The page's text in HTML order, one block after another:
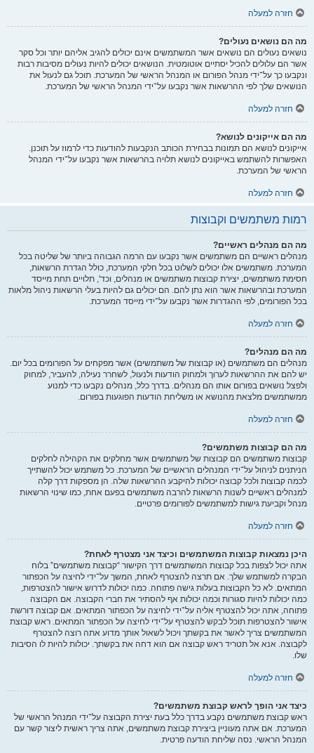
חזרה למעלה
מה הם נושאים נעולים?
נושאים נעולים הם נושאים אשר המשתמשים אינם יכולים להגיב אליהם יותר וכל סקר
אשר הם עלולים להכיל יסתיים אוטומטית. הנושאים יכולים להיות נעולים מסיבות רבות
ונקבעו כך על־ידי מנהל הפורום או המנהל הראשי של המערכת. תוכל גם לנעול את
הנושאים שלך לפי ההרשאות אשר נקבעו על־ידי המנהל הראשי של המערכת.
חזרה למעלה
מה הם אייקונים לנושא?
אייקונים לנושא הם תמונות בבחירת הכותב הנקבעות להודעות כדי לרמוז על תוכנן.
האפשרות להשתמש באייקונים לנושא תלויה בהרשאות אשר נקבעו על־ידי המנהל
הראשי של המערכת.
חזרה למעלה
רמות משתמשים וקבוצות
מה הם מנהלים ראשיים?
מנהלים ראשיים הם משתמשים אשר נקבעו עם הרמה הגבוהה ביותר של שליטה בכל
המערכת. משתמשים אלו יכולים לשלוט בכל חלקי המערכת, כולל הגדרת הרשאות,
חסימת משתמשים, יצירת קבוצות משתמשים או מנהלים, וכד', תלויים תחת מייסד
המערכת ובהרשאות אשר הוא נתן להם. הם יכולים גם להיות בעלי הרשאות ניהול מלאות
בכל הפורומים, לפי ההגדרות אשר נקבעו על־ידי מייסד המערכת.
חזרה למעלה
מה הם מנהלים?
מנהלים הם משתמשים (או קבוצות של משתמשים) אשר מפקחים על הפורומים בכל יום.
יש להם את ההרשאות לערוך ולמחוק הודעות ולנעול, לשחרר נעילה, להעביר, למחוק
ולפצל נושאים בפורום אותו הם מנהלים. בדרך כלל, מנהלים נקבעו כדי למנוע
ממשתמשים מלצאת מהנושא או משליחת הודעות הפוגעות בפורום.
חזרה למעלה
מה הם קבוצות משתמשים?
קבוצות משתמשים הם קבוצות של משתמשים אשר מחלקים את הקהילה לחלקים
הניתנים לניהול על־ידי המנהלים הראשיים של המערכת. כל משתמש יכול להשתייך
לכמה קבוצות ולכל קבוצה יכולות להיקבע ההרשאות שלה. הן מספקות דרך קלה
למנהלים ראשיים לשנות הרשאות להרבה משתמשים בפעם אחת, כמו שינוי הרשאות
מנהל וקביעת גישות למשתמשים לפורומים פרטיים.
חזרה למעלה
היכן נמצאות קבוצות המשתמשים וכיצד אני מצטרף לאחת?
אתה יכול לצפות בכל קבוצות המשתמשים דרך הקישור “קבוצות משתמשים” בלוח
הבקרה למשתמש שלך. אם תרצה להצטרף לאחת, המשך על־ידי לחיצה על הכפתור
המתאים. לא כל הקבוצות בעלות גישה פתוחה. כמה יכולות לדרוש אישור להצטרפות,
כמה יכולות להיות סגורות וכמה יכולות אף להסתיר את חברי הקבוצה. אם הקבוצה
פתוחה, אתה יכול להצטרף אליה על־ידי לחיצה על הכפתור המתאים. אם קבוצה דורשת
אישור להצטרפות תוכל לבקש להצטרף על־ידי לחיצה על הכפתור המתאים. ראש קבוצת
המשתמשים צריך לאשר את בקשתך ויכול לשאול אותך מדוע אתה רוצה להצטרף
לקבוצה. אנא אל תטריד ראש קבוצה אם הוא דחה את בקשתך. יכולות להיות לו הסיבות
שלו.
חזרה למעלה
כיצד אני הופך לראש קבוצת משתמשים?
ראש קבוצת משתמשים נקבע בדרך כלל בעת יצירת הקבוצה על־ידי המנהל הראשי של
המערכת. אם אתה מעוניין ביצירת קבוצת משתמשים, אתה צריך ראשית ליצור קשר עם
המנהל הראשי. נסה שליחת הודעה פרטית.